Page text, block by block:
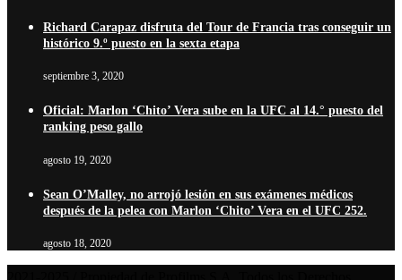
Richard Carapaz disfruta del Tour de Francia tras conseguir un
histórico 9.º puesto en la sexta etapa
septiembre 3, 2020
Oficial: Marlon ‘Chito’ Vera sube en la UFC al 14.° puesto del
ranking peso gallo
agosto 19, 2020
Sean O’Malley, no arrojó lesión en sus exámenes médicos
después de la pelea con Marlon ‘Chito’ Vera en el UFC 252.
agosto 18, 2020